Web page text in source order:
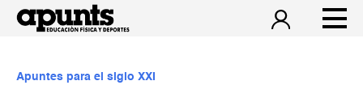
Apuntes para el siglo XXI